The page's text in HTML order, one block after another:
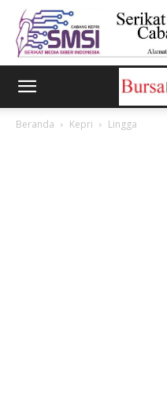
Beranda Kepri Lingga